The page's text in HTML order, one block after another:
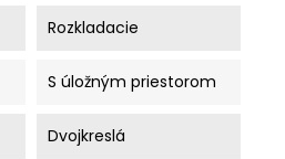
Rozkladacie
S úložným priestorom
Dvojkreslá